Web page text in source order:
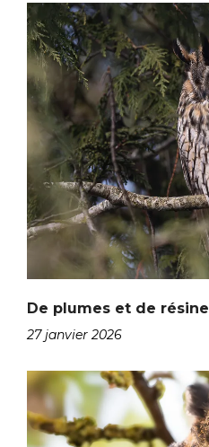
De plumes et de résine
27 janvier 2026